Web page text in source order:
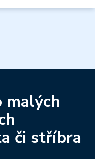
malých
či stříbra